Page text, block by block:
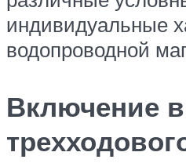
индивидуальные
водопроводной
Включение